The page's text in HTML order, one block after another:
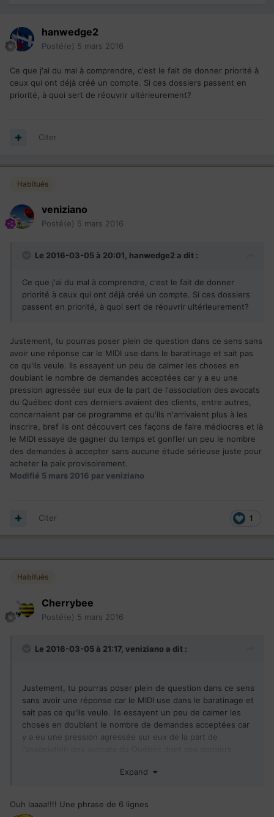
hanwedge2
Posté(e) 5 mars 2016
Ce que j'ai du mal à comprendre, c'est le fait de donner priorité à
ceux qui ont déjà créé un compte. Si ces dossiers passent en
priorité, à quoi sert de réouvrir ultérieurement?
Citer
Habitués
veniziano
Posté(e) 5 mars 2016
Le 2016-03-05 à 20:01, hanwedge2a dit :
Ce que j'ai du mal à comprendre, c'est le fait de donner
priorité à ceux qui ont déjà créé un compte. Si ces dossiers
passent en priorité, à quoi sert de réouvrir ultérieurement?
Justement, tu pourras poser plein de question dans ce sens sans
avoir une réponse car le MIDI use dans le baratinage et sait pas
ce qu'ils veule. Ils essayent un peu de calmer les choses en
doublant le nombre de demandes acceptées car y a eu une
pression agressée sur eux de la part de l'association des avocats
du Québec dont ces derniers avaient des clients, entre autres,
concernaient par ce programme et qu'ils n'arrivaient plus à les
inscrire, bref ils ont découvert ces façons de faire médiocres et là
le MIDI essaye de gagner du temps et gonfler un peu le nombre
des demandes à accepter sans aucune étude sérieuse juste pour
acheter la paix provisoirement.
Modifié 5 mars 2016 par veniziano
1
Citer
Habitués
Cherrybee
Posté(e) 5 mars 2016
Le 2016-03-05 à 21:17, venizianoa dit :
Justement, tu pourras poser plein de question dans ce sens
sans avoir une réponse car le MIDI use dans le baratinage et
sait pas ce qu'ils veule. Ils essayent un peu de calmer les
choses en doublant le nombre de demandes acceptées car
y a eu une pression agressée sur eux de la part de
programme et qu'ils n'arrivaient plus à les inscrire, bref ils
des demandes à accepter sans aucune étude sérieuse juste
Expand
Ouh laaaa!!!! Une phrase de 6 lignes